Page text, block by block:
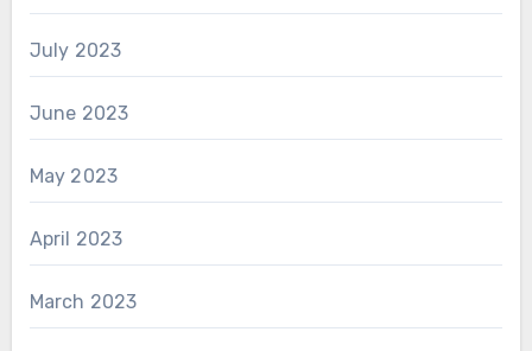
July 2023
June 2023
May 2023
April 2023
March 2023